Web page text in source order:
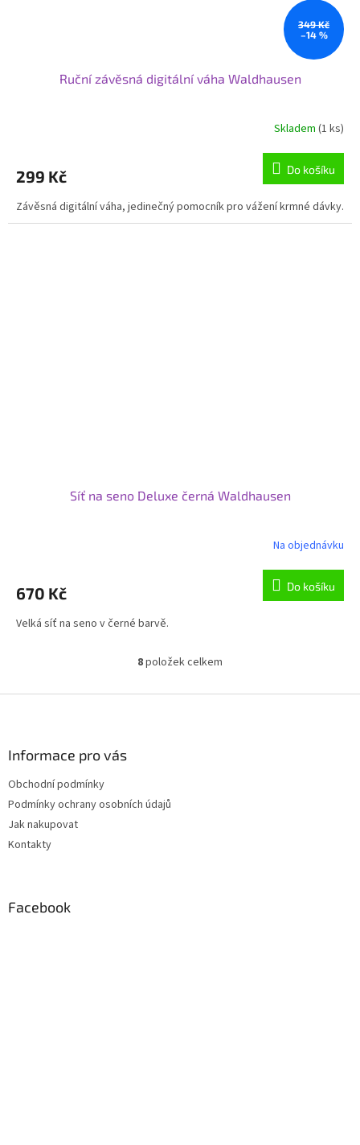
349 Kč
–14 %
Ruční závěsná digitální váha Waldhausen
Skladem (1 ks)
299 Kč Do košíku
Závěsná digitální váha, jedinečný pomocník pro vážení krmné dávky.
Síť na seno Deluxe černá Waldhausen
Na objednávku
670 Kč Do košíku
Velká síť na seno v černé barvě.
O
l
8položek celkem
Informace pro vás
Obchodní podmínky
Podmínky ochrany osobních údajů
Jak nakupovat
Kontakty
Facebook